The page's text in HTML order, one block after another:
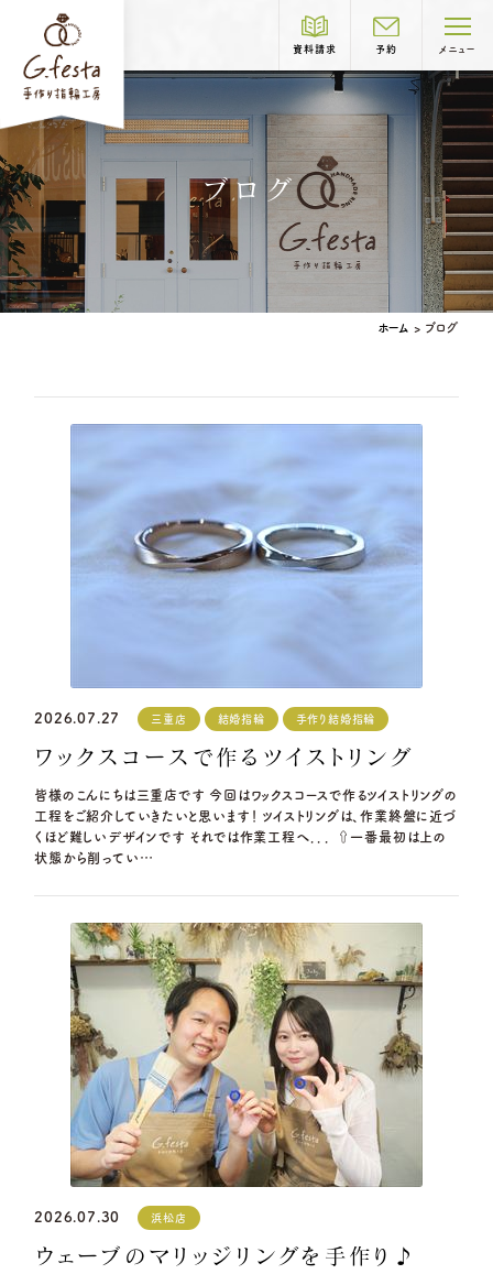
資料請求 予約 メニュー
制作コース紹介
COURSE
結婚指輪 婚約指輪
結婚記念日リング
ペアリングはこちら
よくある質問
お店を探す
資料請求
ブログ・新着情報
ブログ
ホーム > ブログ
2026.07.27 三重店 結婚指輪 手作り結婚指輪
ワックスコースで作るツイストリング
皆様のこんにちは三重店です 今回はワックスコースで作るツイストリングの
工程をご紹介していきたいと思います！ ツイストリングは、作業終盤に近づ
くほど難しいデザインです それでは作業工程へ．．． ⇧一番最初は上の
状態から削ってい…
2026.07.30 浜松店
ウェーブのマリッジリングを手作り♪
岐阜本店 TEL.058-265-2756
名古屋店 TEL.052-261-6676
営業時間 10:00〜18:30
※祝日の場合は営業
岡崎店 TEL.0564-74-8033
※祝日の場合は営業
三重店 TEL.059-392-6577
営業時間 10:00〜18:30
火曜日・水曜日
※祝日の場合は営業
浜松店 TEL.053-455-2177
営業時間 10:00〜18:30
定休日
火曜日・水曜日
※祝日の場合は営業